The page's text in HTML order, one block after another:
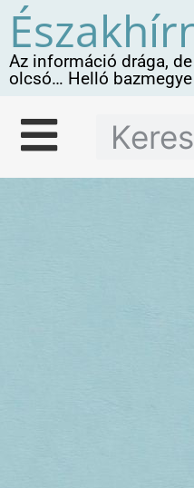
Az információ drága,
olcsó… Helló bazmegye